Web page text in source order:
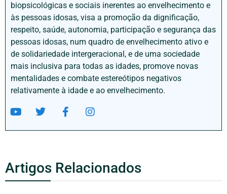
biopsicológicas e sociais inerentes ao envelhecimento e
às pessoas idosas, visa a promoção da dignificação,
respeito, saúde, autonomia, participação e segurança das
pessoas idosas, num quadro de envelhecimento ativo e
de solidariedade intergeracional, e de uma sociedade
mais inclusiva para todas as idades, promove novas
mentalidades e combate estereótipos negativos
relativamente à idade e ao envelhecimento.
Artigos Relacionados